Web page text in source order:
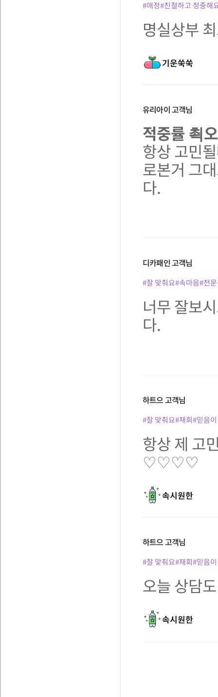
#애정#친절하고 정중해
명실상부
기운쑥쑥
유리아이고객님
적중률 쵝
항상 고민
로본거 그
다.
디카패인고객님
#잘 맞춰요#속마음#전
너무 잘보
다.
하트으고객님
#잘 맞춰요#재회#믿음
항상 제
♡♡♡♡
속시원한
하트으고객님
#잘 맞춰요#재회#믿음
오늘 상담
속시원한